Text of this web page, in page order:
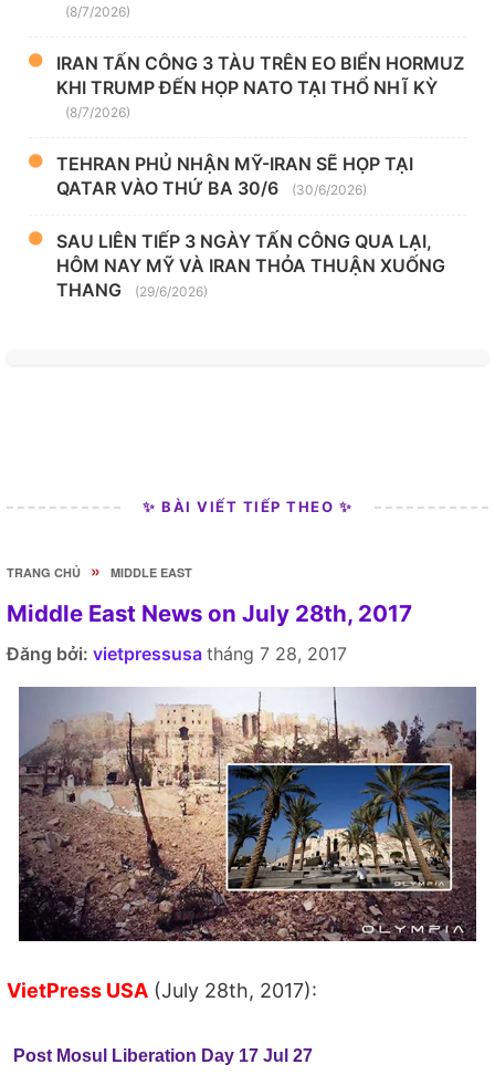
(8/7/2026)
IRAN TẤN CÔNG 3 TÀU TRÊN EO BIỂN HORMUZ
KHI TRUMP ĐẾN HỌP NATO TẠI THỔ NHĨ KỲ
(8/7/2026)
TEHRAN PHỦ NHẬN MỸ-IRAN SẼ HỌP TẠI
QATAR VÀO THỨ BA 30/6
(30/6/2026)
SAU LIÊN TIẾP 3 NGÀY TẤN CÔNG QUA LẠI,
HÔM NAY MỸ VÀ IRAN THỎA THUẬN XUỐNG
THANG
(29/6/2026)
✨ BÀI VIẾT TIẾP THEO ✨
TRANG CHỦ » MIDDLE EAST
Middle East News on July 28th, 2017
Đăng bởi: vietpressusa tháng 7 28, 2017
VietPress USA (July 28th, 2017):
Post Mosul Liberation Day 17 Jul 27